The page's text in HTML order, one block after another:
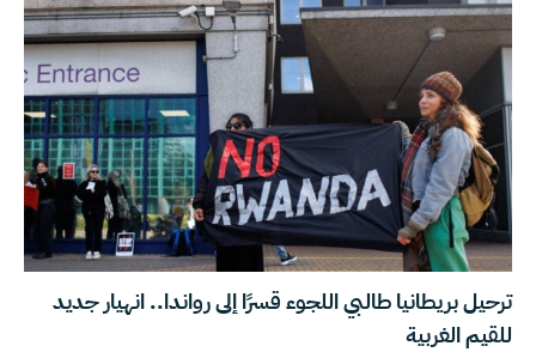
ترحيل بريطانيا طالبي اللجوء قسرًا إلى رواندا.. انهيار جديد
للقيم الغربية